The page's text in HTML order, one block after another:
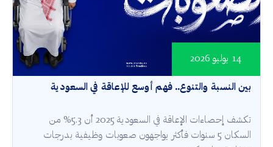
بين النسبة والتنوع.. فهم أوسع للإعاقة في السعودية
14 يوليو 2026
تكشف إحصاءات الإعاقة في السعودية 2025 أن 5.3% من
السكان 5 سنوات فأكثر يواجهون صعوبات وظيفية بدرجات